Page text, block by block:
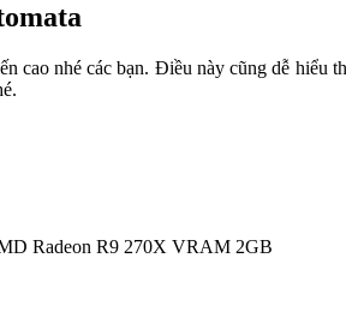
cao nhé các bạn. Điều này cũng dễ
Radeon R9 270X VRAM 2GB